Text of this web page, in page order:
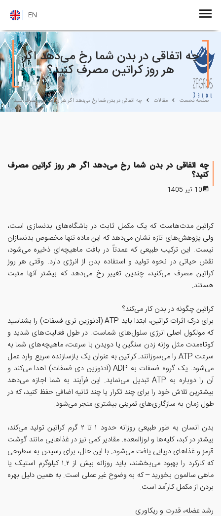
EN
چه اتفاقی در بدن شما رخ می‌دهد اگر
هر روز کراتین مصرف کنید؟
صفحه نخست مقالات چه اتفاقی در بدن شما رخ می‌دهد اگر هر روز کراتین مصرف کنید؟
چه اتفاقی در بدن شما رخ می‌دهد اگر هر روز کراتین مصرف
کنید؟
10 تیر 1405
کراتین مدت‌هاست که یک مکمل ثابت در باشگاه‌های بدنسازی است،
ولی پژوهش‌های تازه نشان می‌دهد که این ماده تنها مخصوص بدنسازان
نیست. این ترکیب طبیعی که عمدتاً در بافت ماهیچه‌ای ذخیره می‌شود،
نقش حیاتی در نحوه تولید و استفاده بدن از انرژی دارد. وقتی هر روز
کراتین مصرف می‌کنید، چندین تغییر رخ می‌دهد که بیشتر آنها مثبت
هستند.
کراتین چگونه در بدن کار می‌کند؟
برای درک اثرات کراتین، ابتدا باید ATP (آدنوزین تری فسفات) را بشناسید
که مولکول اصلی انرژی سلول‌های شماست. در طول فعالیت‌های شدید و
کوتاه‌مدت مثل وزنه‌ زدن سنگین یا دویدن با سرعت، ماهیچه‌های شما به
سرعت ATP را می‌سوزانند. کراتین به عنوان یک بازسازنده سریع وارد عمل
می‌شود: یک گروه فسفات به ADP (آدنوزین دی فسفات) اهدا می‌کند و
آن را دوباره به ATP تبدیل می‌نماید. این فرآیند به شما اجازه می‌دهد
بیشترین تلاش خود را برای چند تکرار یا چند ثانیه اضافی حفظ کنید، که در
طول زمان به سازگاری‌های تمرینی بیشتری منجر می‌شود.
بدن انسان به طور طبیعی روزانه حدود ۱ تا ۲ گرم کراتین تولید می‌کند،
بیشتر در کبد، کلیه‌ها و لوزالمعده. مقادیر کمی نیز در غذاهایی مانند گوشت
قرمز و غذاهای دریایی یافت می‌شود. با این حال، برای رسیدن به سطوحی
که کارکرد را بهبود می‌بخشند، باید روزانه بیش از ۱.۲ کیلوگرم استیک یا
ماهی سالمون بخورید – که به وضوح غیر عملی است. به همین دلیل بهره
بردن از مکمل کارآمد است.
رشد عضله، قدرت و ریکاوری